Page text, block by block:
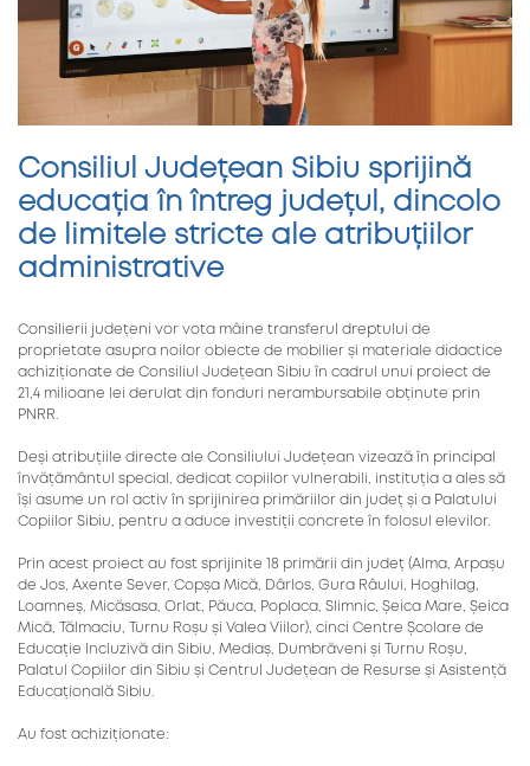
Consiliul Județean Sibiu sprijină
educația în întreg județul, dincolo
de limitele stricte ale atribuțiilor
administrative
Consilierii județeni vor vota mâine transferul dreptului de
proprietate asupra noilor obiecte de mobilier și materiale didactice
achiziționate de Consiliul Județean Sibiu în cadrul unui proiect de
21,4 milioane lei derulat din fonduri nerambursabile obținute prin
PNRR.
Deși atribuțiile directe ale Consiliului Județean vizează în principal
învățământul special, dedicat copiilor vulnerabili, instituția a ales să
își asume un rol activ în sprijinirea primăriilor din județ și a Palatului
Copiilor Sibiu, pentru a aduce investiții concrete în folosul elevilor.
Prin acest proiect au fost sprijinite 18 primării din județ (Alma, Arpașu
de Jos, Axente Sever, Copșa Mică, Dârlos, Gura Râului, Hoghilag,
Loamneș, Micăsasa, Orlat, Păuca, Poplaca, Slimnic, Șeica Mare, Șeica
Mică, Tălmaciu, Turnu Roșu și Valea Viilor), cinci Centre Școlare de
Educație Incluzivă din Sibiu, Mediaș, Dumbrăveni și Turnu Roșu,
Palatul Copiilor din Sibiu și Centrul Județean de Resurse și Asistență
Educațională Sibiu.
Au fost achiziționate: